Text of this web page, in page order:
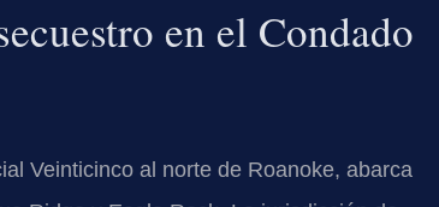
en el Condado
Veinticinco al norte de Roanoke, abarca